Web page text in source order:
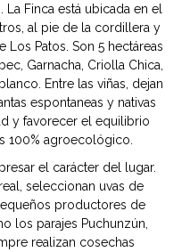
Finca está ubicada en el
al pie de la cordillera y
Patos. Son 5 hectáreas
Garnacha, Criolla Chica,
Entre las viñas, dejan
espontaneas y nativas
y favorecer el equilibrio
100% agroecológico.
el carácter del lugar.
seleccionan uvas de
productores de
los parajes Puchunzún,
realizan cosechas